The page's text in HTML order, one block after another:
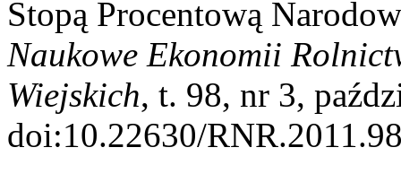
Stopą Procentową
Naukowe Ekonomii
Wiejskich, t. 98, nr 3,
doi:10.22630/